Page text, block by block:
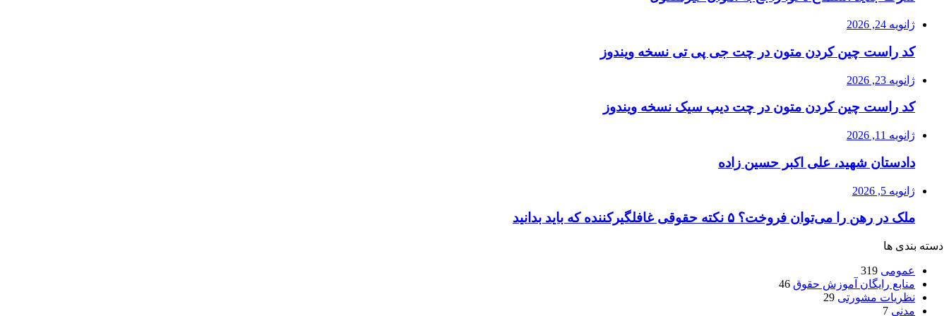
ژانویه 24, 2026
کد راست چین کردن متون در چت جی پی تی نسخه ویندوز
ژانویه 23, 2026
کد راست چین کردن متون در چت دیپ سیک نسخه ویندوز
ژانویه 11, 2026
دادستان شهید، علی اکبر حسین زاده
ژانویه 5, 2026
ملک در رهن را می‌توان فروخت؟ ۵ نکته حقوقی غافلگیرکننده که باید بدانید
دسته بندی ها
عمومی 319
منابع رایگان آموزش حقوق 46
نظریات مشورتی 29
مدنی 7